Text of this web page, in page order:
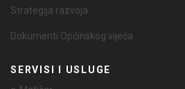
Strategija razvoja
Dokumenti Općinskog vijeća
SERVISI I USLUGE